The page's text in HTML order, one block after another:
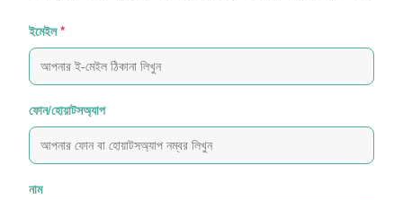
ইমেইল *
ফোন/হোয়াটসঅ্যাপ
নাম